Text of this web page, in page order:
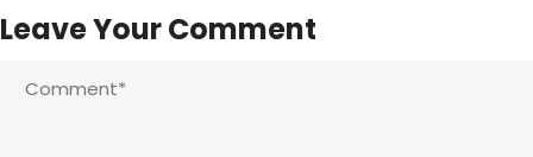
Leave Your Comment